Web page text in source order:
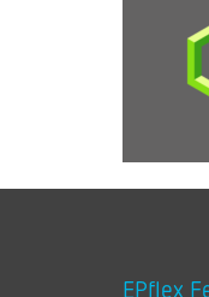
EPflex